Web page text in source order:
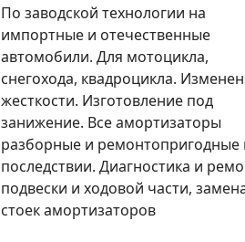
По заводской технологии на
импортные и отечественные
автомобили. Для мотоцикла,
снегохода, квадроцикла.
жесткости. Изготовление под
занижение. Все амортизаторы
разборные и ремонтопригодные
последствии. Диагностика и
подвески и ходовой части,
стоек амортизаторов